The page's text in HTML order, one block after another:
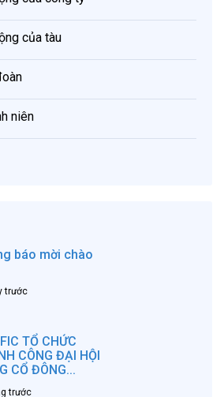
của tàu
niên
báo mời chào
trước
TỔ CHỨC
CÔNG ĐẠI HỘI
CỔ ĐÔNG...
trước